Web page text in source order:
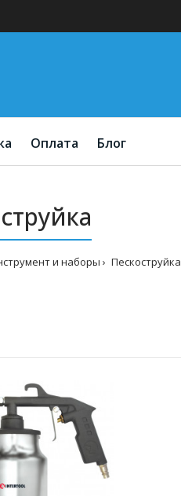
Оплата Блог
и наборы Пескоструйка
Пистолет пескоструйный
пневматический со шлангом
Intertool PT-0706
549 грн.